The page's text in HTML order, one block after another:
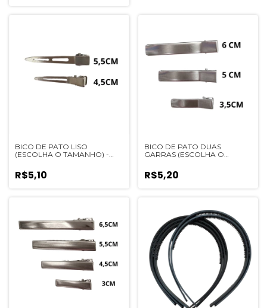
BICO DE PATO LISO
(ESCOLHA O TAMANHO) -
R$5,10
BICO DE PATO DUAS
GARRAS (ESCOLHA O
R$5,20